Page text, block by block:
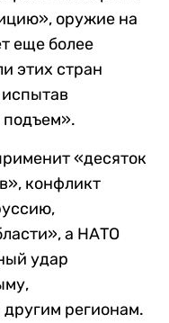
оружие на
еще более
этих стран
«десяток
конфликт
а НАТО
удар
регионам.